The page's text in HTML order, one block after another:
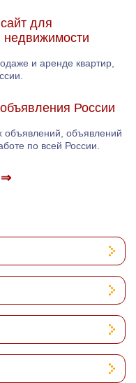
для
недвижимости
и аренде квартир,
России
объявлений, объявлений
по всей России.
⇒